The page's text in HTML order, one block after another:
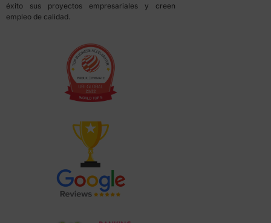
éxito sus proyectos empresariales y creen
empleo de calidad.